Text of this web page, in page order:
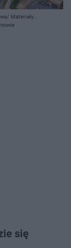
Materiały
się